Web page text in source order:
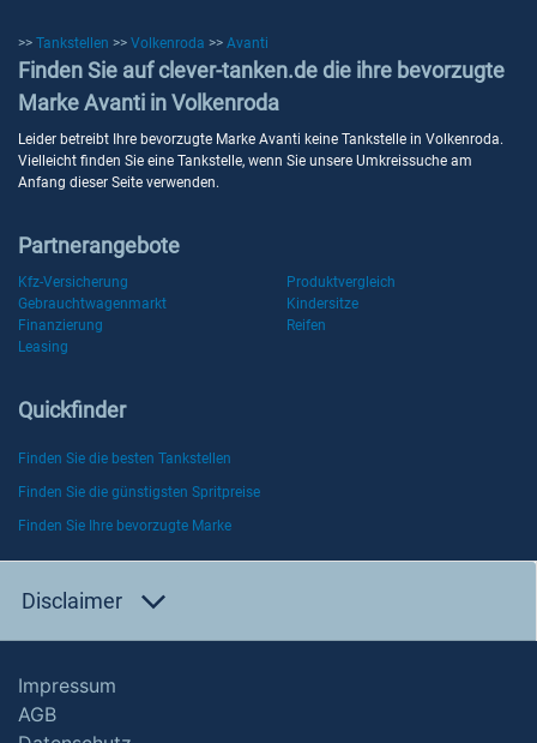
>> Tankstellen >> Volkenroda >> Avanti
Finden Sie auf clever-tanken.de die ihre bevorzugte
Marke Avanti in Volkenroda
Leider betreibt Ihre bevorzugte Marke Avanti keine Tankstelle in Volkenroda.
Vielleicht finden Sie eine Tankstelle, wenn Sie unsere Umkreissuche am
Anfang dieser Seite verwenden.
Partnerangebote
Kfz-Versicherung
Produktvergleich
Gebrauchtwagenmarkt
Kindersitze
Finanzierung
Reifen
Leasing
Quickfinder
Finden Sie die besten Tankstellen
Finden Sie die günstigsten Spritpreise
Finden Sie Ihre bevorzugte Marke
Disclaimer
Impressum
AGB